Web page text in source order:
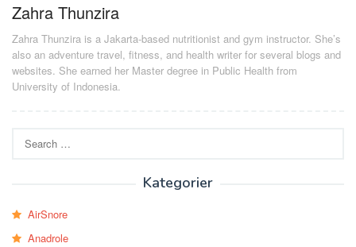
Zahra Thunzira
Zahra Thunzira is a Jakarta-based nutritionist and gym instructor. She’s
also an adventure travel, fitness, and health writer for several blogs and
websites. She earned her Master degree in Public Health from
University of Indonesia.
for:
Kategorier
AirSnore
Anadrole